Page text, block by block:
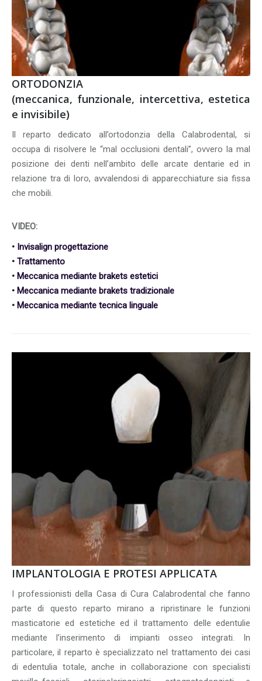
ORTODONZIA
(meccanica, funzionale, intercettiva, estetica
e invisibile)
Il reparto dedicato all’ortodonzia della Calabrodental, si
occupa di risolvere le “mal occlusioni dentali”, ovvero la mal
posizione dei denti nell’ambito delle arcate dentarie ed in
relazione tra di loro, avvalendosi di apparecchiature sia fissa
che mobili.
VIDEO:
• Invisalign progettazione
• Trattamento
• Meccanica mediante brakets estetici
• Meccanica mediante brakets tradizionale
• Meccanica mediante tecnica linguale
IMPLANTOLOGIA E PROTESI APPLICATA
I professionisti della Casa di Cura Calabrodental che fanno
parte di questo reparto mirano a ripristinare le funzioni
masticatorie ed estetiche ed il trattamento delle edentulie
mediante l’inserimento di impianti osseo integrati. In
particolare, il reparto è specializzato nel trattamento dei casi
di edentulia totale, anche in collaborazione con specialisti